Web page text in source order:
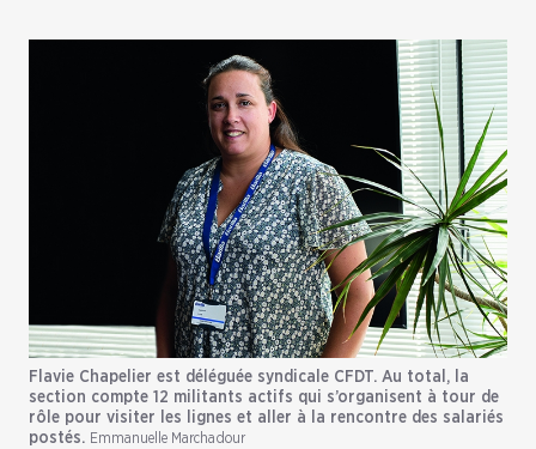
Flavie Chapelier est déléguée syndicale CFDT. Au total, la
section compte 12 militants actifs qui s’organisent à tour de
rôle pour visiter les lignes et aller à la rencontre des salariés
postés. Emmanuelle Marchadour